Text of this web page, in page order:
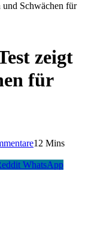
Schwächen für
zeigt
für
12 Mins
WhatsApp